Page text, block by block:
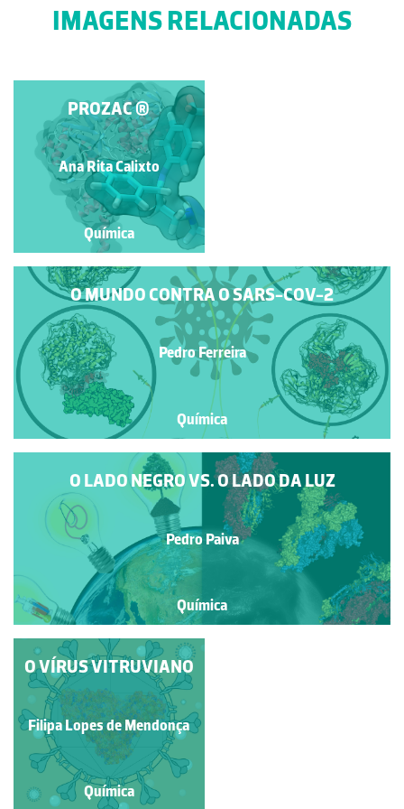
IMAGENS RELACIONADAS
RECEPTOR DE
SEROTONINA
Ana Rita Calixto
Química
PROZAC ®
Ana Rita Calixto
Química
O MUNDO CONTRA O SARS-COV-2
Pedro Ferreira
Química
O LADO NEGRO VS. O LADO DA LUZ
Pedro Paiva
Química
RECONHECIMENTO
DO SARS-COV-2
João T. S. Coimbra
Química
O VÍRUS VITRUVIANO
Filipa Lopes de Mendonça
Química